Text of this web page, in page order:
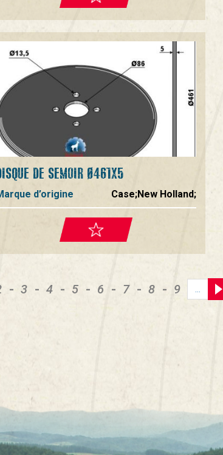
DE SEMOIR Ø461X5
d’origine Case;New Holland;
Page
3 Page
4 Page
5 Page
6 Page
7 Page
8 Page
9